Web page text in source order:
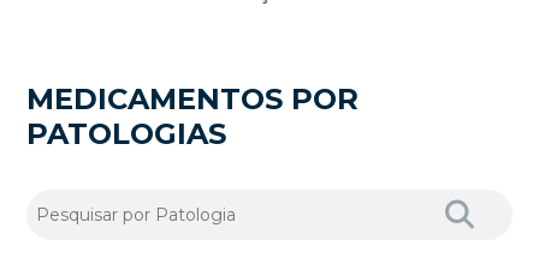
MEDICAMENTOS POR
PATOLOGIAS